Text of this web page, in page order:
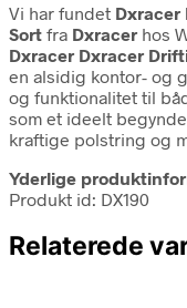
Vi har fundet Dxracer
Sort fra Dxracer hos
Dxracer Dxracer
en alsidig kontor- og
og funktionalitet til
som et ideelt
kraftige polstring og
Yderlige
Produkt id: DX190
Relaterede